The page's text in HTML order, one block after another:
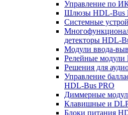
Управление по
Шлюзы HDL-Bus
Системные
детекторы HDL-
Модули ввода-
Релейные модули
Решения для
Управление
HDL-Bus PRO
Диммерные
Клавишные и
Блоки питания